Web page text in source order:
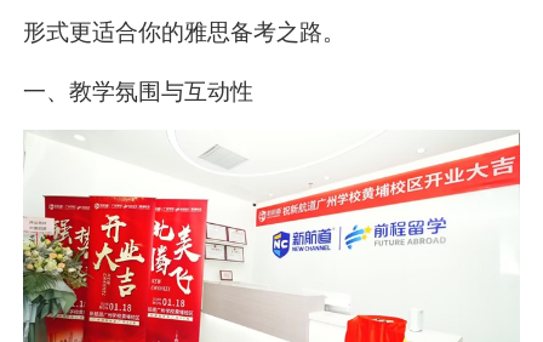
形式更适合你的雅思备考之路。
一、教学氛围与互动性